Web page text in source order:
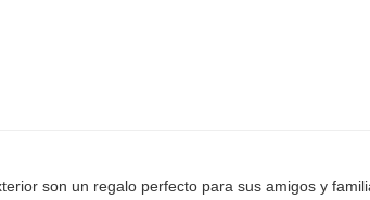
son un regalo perfecto para sus amigos y